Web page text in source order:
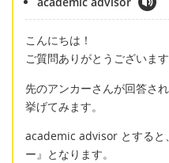
こんにちは！
ご質問ありがとうございます
先のアンカーさんが回答さ
挙げてみます。
academic advisor とすると
ー』となります。